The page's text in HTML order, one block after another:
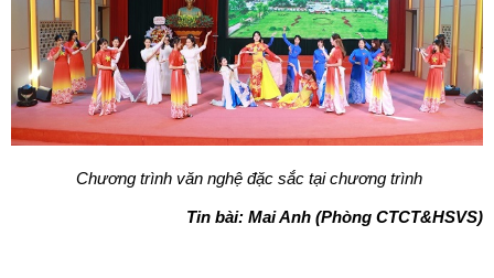
Chương trình văn nghệ đặc sắc tại chương trình
Tin bài: Mai Anh (Phòng CTCT&HSVS)